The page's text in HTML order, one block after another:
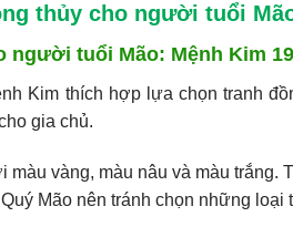
thủy cho người tuổi
người tuổi Mão: Mệnh Kim
Kim thích hợp lựa chọn tranh
gia chủ.
màu vàng, màu nâu và màu trắng.
Mão nên tránh chọn những loại